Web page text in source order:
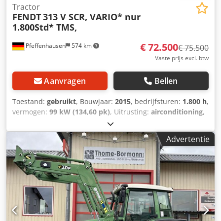
Pfeffenhausen 574 km
Tractor
FENDT313 V SCR, VARIO* nur
1.800Std* TMS,
€ 72.500€ 75.500
Vaste prijs excl. btw
Aanvragen Bellen
Toestand: gebruikt, Bouwjaar: 2015, bedrijfsturen: 1.800 h,
vermogen: 99 kW (134,60 pk), Uitrusting: airconditioning,
, BTW (omzetbelasting) kan
worden afgetrokken: Netto verkoopprijs: € 72.500,- Goed
onderhouden Fendt 313 Vario / SCR met originele 1.800
bedrijfsuren Zeer goede staat 1800 uur 1e eigenaar 19%
BTW kan worden afgetrokken Bij vragen: Christian Hirsch
Probeer het vaker, want we zijn vaak in gesprek met een
klant. * Vario bediening * Multifunctionele joystick met
cruise control, toerentallager, automatische functies,
bediening van de hydrauliek * Varioterminal 7-A met
knopbediening * Variotronic voorschakelsysteem * Vario
Advertentie